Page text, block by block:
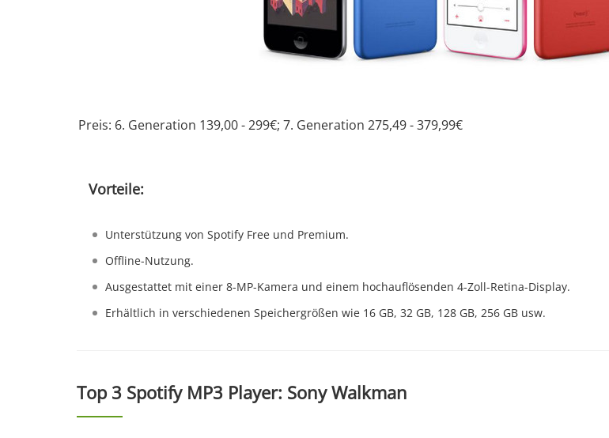
Preis: 6. Generation 139,00 - 299€; 7. Generation 275,49 - 379,99€
Vorteile:
Unterstützung von Spotify Free und Premium.
Offline-Nutzung.
Ausgestattet mit einer 8-MP-Kamera und einem hochauflösenden 4-Zoll-Retina-Display.
Erhältlich in verschiedenen Speichergrößen wie 16 GB, 32 GB, 128 GB, 256 GB usw.
Top 3 Spotify MP3 Player: Sony Walkman